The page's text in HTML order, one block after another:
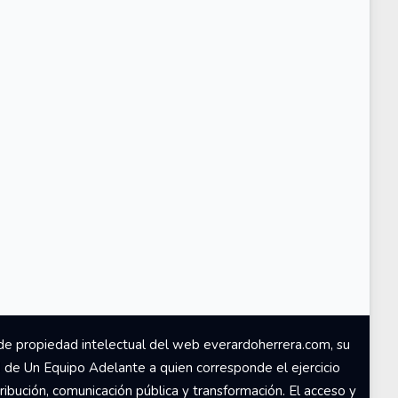
propiedad intelectual del web everardoherrera.com, su
Un Equipo Adelante a quien corresponde el ejercicio
comunicación pública y transformación. El acceso y